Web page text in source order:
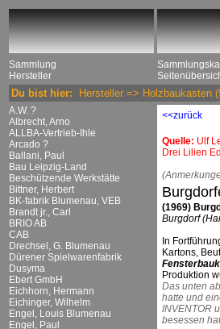
Sammlung
Hersteller
Du bist hier: Hersteller => Holzbaukasten
A.W. ?
Albrecht, Arno
ALLBA-Vertrieb-Ihle
Arcado ?
Ballani, Paul
Bau Leipzig-Land
Beschützende Werkstätte
Bittner, Herbert
BK-fabrik Blumenau, VEB
Brandt jr., Carl
BRIO AB
CAB
Drechsel, G. Blumenau
Dürener Spielwarenfabrik
Dusyma
Ebert GmbH
Eichhorn, Hermann
Eichinger, Wilhelm
Engel, Louis Blumenau
Engel, Paul
<<zurück
Quelle: Ulf
Drei Lilien
(1969)
Burgdorf
In
Kartons,
Produktion
Das unten
hatte und
INVENTOR
besessen